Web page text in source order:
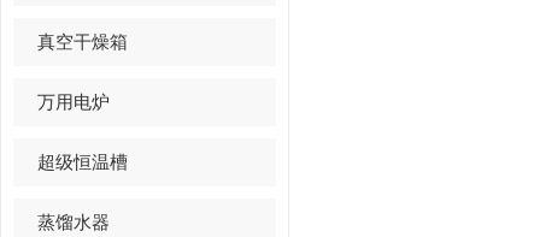
真空干燥箱
万用电炉
超级恒温槽
蒸馏水器